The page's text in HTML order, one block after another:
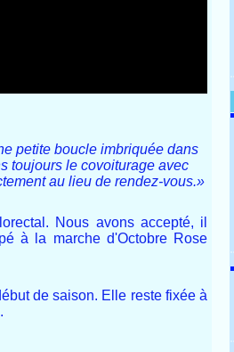
petite boucle imbriquée dans
toujours le covoiturage avec
au lieu de rendez-vous.»
Nous avons accepté, il
à la marche d'Octobre Rose
de saison. Elle reste fixée à